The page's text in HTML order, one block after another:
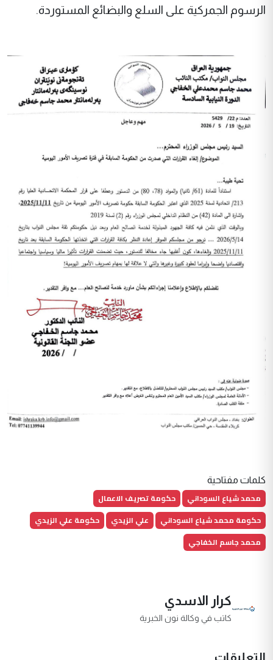
الرسوم الجمركية على السلع والبضائع المستوردة.
كلمات مفتاحية
محمد شياع السوداني
حكومة تصريف الاعمال
حكومة محمد شياع السوداني
علي الزيدي
حكومة علي الزيدي
محمد جاسم الخفاجي
كرار الاسدي
كاتب في وكالة نون الخبرية
التعليقات